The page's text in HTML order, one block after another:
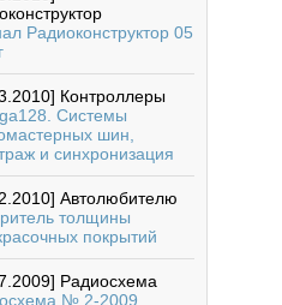
Радиоконструктор 05
Контроллеры
Системы
шин,
и синхронизация
Автолюбителю
толщины
покрытий
Радиосхема
№ 2-2009